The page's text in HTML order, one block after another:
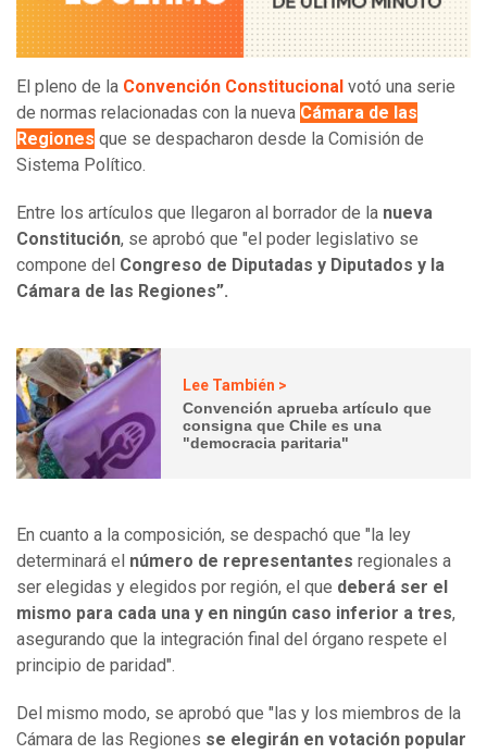
El pleno de la Convención Constitucional votó una serie
de normas relacionadas con la nueva Cámara de las
Regiones que se despacharon desde la Comisión de
Sistema Político.
Entre los artículos que llegaron al borrador de la nueva
Constitución, se aprobó que "el poder legislativo se
compone del Congreso de Diputadas y Diputados y la
Cámara de las Regiones”.
Lee También >
Convención aprueba artículo que
consigna que Chile es una
"democracia paritaria"
En cuanto a la composición, se despachó que "la ley
determinará el número de representantes regionales a
ser elegidas y elegidos por región, el que deberá ser el
mismo para cada una y en ningún caso inferior a tres,
asegurando que la integración final del órgano respete el
principio de paridad".
Del mismo modo, se aprobó que "las y los miembros de la
Cámara de las Regiones se elegirán en votación popular